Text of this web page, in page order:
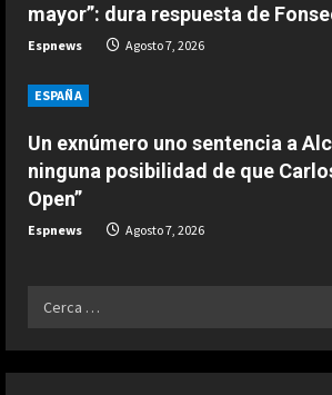
n
g
mayor”: dura respuesta de
Espnews Agosto 7, 2026
ESPAÑA
Un exnúmero uno sentencia a
ninguna posibilidad de que
Open”
Espnews Agosto 7, 2026
Ricerca
ESPAÑA
Márquez reconoce
ESPAÑA
Aston Martin: